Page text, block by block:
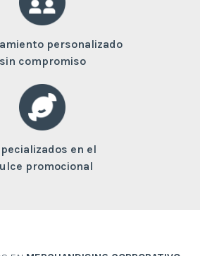
personalizado
sin compromiso
en el
promocional